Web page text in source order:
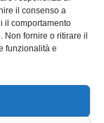
il consenso a
il comportamento
fornire o ritirare il
funzionalità e
di